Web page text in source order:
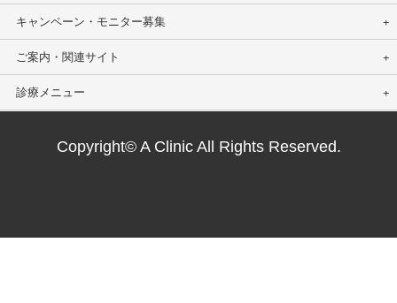
キャンペーン・モニター募集
ご案内・関連サイト
診療メニュー
Copyright© A Clinic All Rights Reserved.